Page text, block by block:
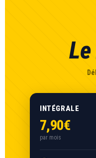
INTÉGRALE
7,90€
par mois